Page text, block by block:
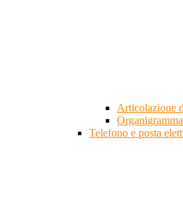
Articolazione
Organigramma
Telefono e posta